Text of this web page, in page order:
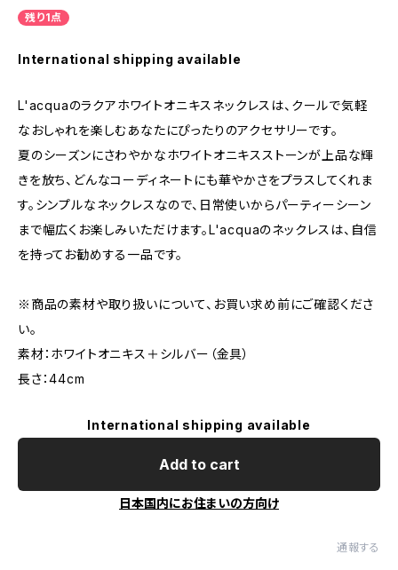
残り1点
International shipping available
L'acquaのラクアホワイトオニキスネックレスは、クールで気軽
なおしゃれを楽しむあなたにぴったりのアクセサリーです。
夏のシーズンにさわやかなホワイトオニキスストーンが上品な輝
きを放ち、どんなコーディネートにも華やかさをプラスしてくれま
す。シンプルなネックレスなので、日常使いからパーティーシーン
まで幅広くお楽しみいただけます。L'acquaのネックレスは、自信
を持ってお勧めする一品です。
※商品の素材や取り扱いについて、お買い求め前にご確認くださ
い。
素材：ホワイトオニキス＋シルバー（金具）
長さ：44cm
International shipping available
Add to cart
日本国内にお住まいの方向け
通報する